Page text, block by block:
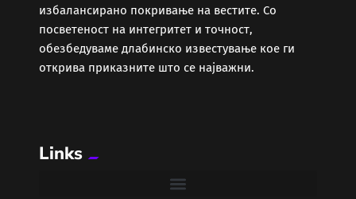
Забава
Здравје
Колумни
избалансирано покривање на вестите. Со
посветеност на интегритет и точност,
обезбедуваме длабинско известување кое ги
открива приказните што се најважни.
Links